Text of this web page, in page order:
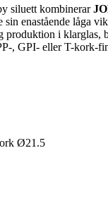
siluett kombinerar
sin enastående låga
produktion i klarglas,
, GPI- eller T-kork-
Ø21.5